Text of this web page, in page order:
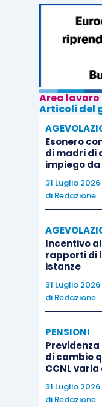
Area lavoro
Articoli del
Esonero
di madri di
impiego
31 Luglio 2026
di Redazione
Incentivo
rapporti di
istanze
31 Luglio 2026
di Redazione
PENSIONI
di cambio
CCNL
31 Luglio 2026
di Redazione